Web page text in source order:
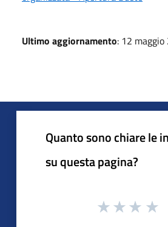
Ultimo aggiornamento: 12
Quanto sono chiare le
su questa pagina?